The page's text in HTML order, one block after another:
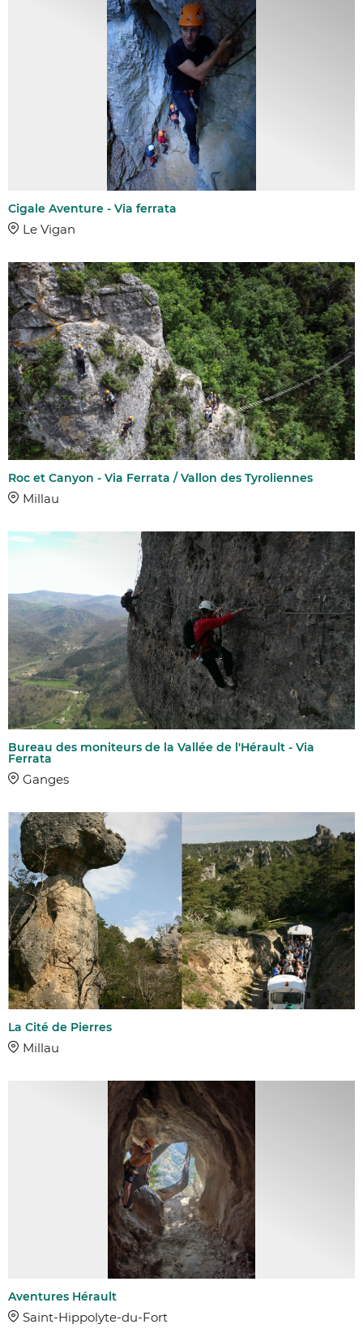
Cigale Aventure - Via ferrata
Le Vigan
Roc et Canyon - Via Ferrata / Vallon des Tyroliennes
Millau
Bureau des moniteurs de la Vallée de l'Hérault - Via
Ferrata
Ganges
La Cité de Pierres
Millau
Aventures Hérault
Saint-Hippolyte-du-Fort